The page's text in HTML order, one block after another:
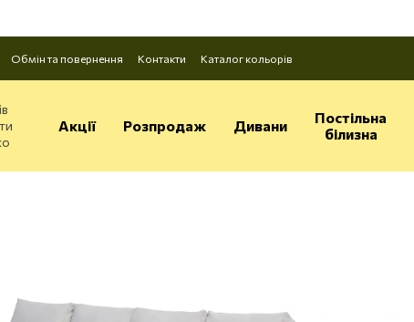
Обмін та повернення Контакти Каталог кольорів
Акції Розпродаж Дивани
Постільна
білизна